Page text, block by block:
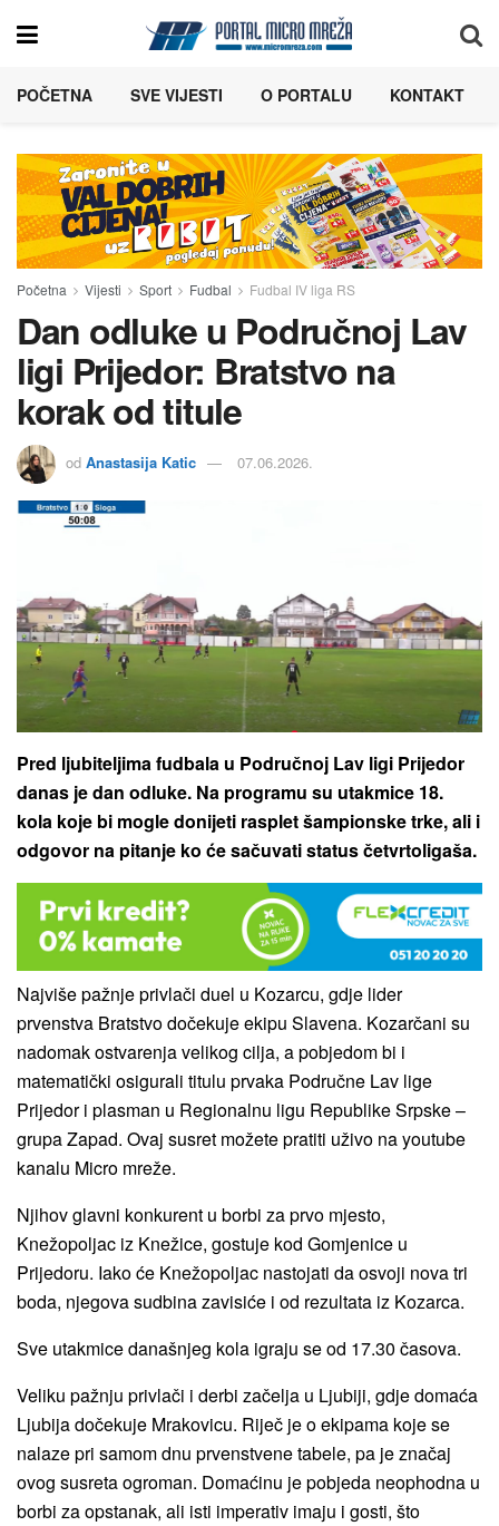
POČETNA SVE VIJESTI O PORTALU KONTAKT
Početna Vijesti Sport Fudbal Fudbal IV liga RS
Dan odluke u Područnoj Lav
ligi Prijedor: Bratstvo na
korak od titule
od Anastasija Katic 07.06.2026.
Pred ljubiteljima fudbala u Područnoj Lav ligi Prijedor
danas je dan odluke. Na programu su utakmice 18.
kola koje bi mogle donijeti rasplet šampionske trke, ali i
odgovor na pitanje ko će sačuvati status četvrtoligaša.
Najviše pažnje privlači duel u Kozarcu, gdje lider
prvenstva Bratstvo dočekuje ekipu Slavena. Kozarčani su
nadomak ostvarenja velikog cilja, a pobjedom bi i
matematički osigurali titulu prvaka Područne Lav lige
Prijedor i plasman u Regionalnu ligu Republike Srpske –
grupa Zapad. Ovaj susret možete pratiti uživo na youtube
kanalu Micro mreže.
Njihov glavni konkurent u borbi za prvo mjesto,
Knežopoljac iz Knežice, gostuje kod Gomjenice u
Prijedoru. Iako će Knežopoljac nastojati da osvoji nova tri
boda, njegova sudbina zavisiće i od rezultata iz Kozarca.
Sve utakmice današnjeg kola igraju se od 17.30 časova.
Veliku pažnju privlači i derbi začelja u Ljubiji, gdje domaća
Ljubija dočekuje Mrakovicu. Riječ je o ekipama koje se
nalaze pri samom dnu prvenstvene tabele, pa je značaj
ovog susreta ogroman. Domaćinu je pobjeda neophodna u
borbi za opstanak, ali isti imperativ imaju i gosti, što